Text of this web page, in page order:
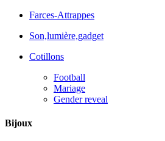
Farces-Attrappes
Son,lumière,gadget
Cotillons
Football
Mariage
Gender reveal
Bijoux